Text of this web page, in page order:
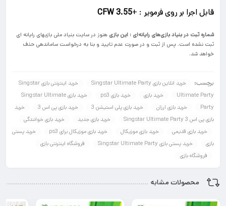
قابل اجرا بر روی فرمویر : +CFW 3.55
شماره ثبت در بنیاد بازی‌های رایانه‌ای : این بازی هنوز در سایت بنیاد ملی بازیهای رایانه ای
ثبت نشده است. پس از ثبت و در صورت عدم تایید و بنا به درخواست ساماندهی حذف
خواهد شد.
برچسب: خرید انلاین بازی Singstar Ultimate Party
خرید اینترنتی بازی Singstar
Ultimate Party
خرید بازی خرید بازی ps3
خرید بازی Singstar Ultimate
Party
خرید بازی ارزان خرید بازی پلی استیشن 3 خرید بازی پی اس 3
خرید
بازی پی اس 3 Singstar Ultimate Party
خرید بازی جدید
خرید بازی خوانندگی
خرید بازی قدیمی
خرید بازی موزیکال خرید بازی موزیکال برای ps3
خرید پستی
بازی
خرید پستی بازی Singstar Ultimate Party
فروشگاه اینترنتی بازی
فروشگاه بازی
محصولات مشابه